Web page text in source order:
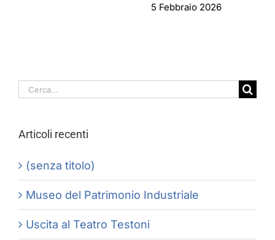
5 Febbraio 2026
Cerca
Articoli recenti
(senza titolo)
Museo del Patrimonio Industriale
Uscita al Teatro Testoni